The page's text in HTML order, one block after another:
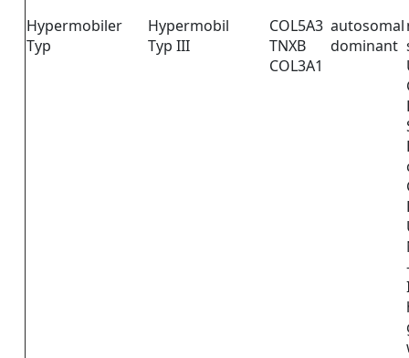
Hypermobiler
Typ
Hypermobil
Typ III
COL5A3
TNXB
COL3A1
autosomal
dominant